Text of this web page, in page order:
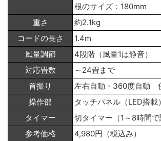
根のサイズ：180mm
重さ
約2.1kg
コードの長さ
1.4m
風量調節
4段階（風量1は静音）
対応畳数
～24畳まで
首振り
左右自動・360度自動
操作部
タッチパネル（LED搭載）
タイマー
切タイマー（1～8時間で
参考価格
4,980円（税込み）